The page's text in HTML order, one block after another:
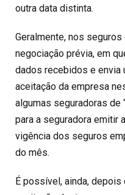
outra data distinta.
Geralmente, nos
negociação prévia, em
dados recebidos e envia
aceitação da empresa
algumas seguradoras de
para a seguradora emitir
vigência dos seguros
do mês.
É possível, ainda,